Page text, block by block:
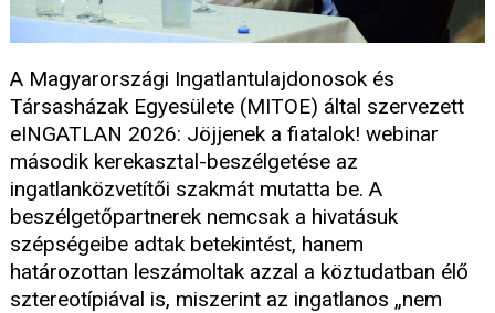
A Magyarországi Ingatlantulajdonosok és
Társasházak Egyesülete (MITOE) által szervezett
eINGATLAN 2026: Jöjjenek a fiatalok! webinar
második kerekasztal-beszélgetése az
ingatlanközvetítői szakmát mutatta be. A
beszélgetőpartnerek nemcsak a hivatásuk
szépségeibe adtak betekintést, hanem
határozottan leszámoltak azzal a köztudatban élő
sztereotípiával is, miszerint az ingatlanos „nem